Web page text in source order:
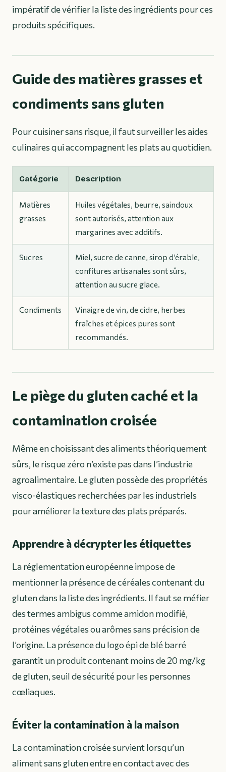
impératif de vérifier la liste des ingrédients pour ces
produits spécifiques.
Guide des matières grasses et
condiments sans gluten
Pour cuisiner sans risque, il faut surveiller les aides
culinaires qui accompagnent les plats au quotidien.
Catégorie Description
Matières
grasses
Huiles végétales, beurre, saindoux
sont autorisés, attention aux
margarines avec additifs.
Sucres
Miel, sucre de canne, sirop d’érable,
confitures artisanales sont sûrs,
attention au sucre glace.
Condiments
Vinaigre de vin, de cidre, herbes
fraîches et épices pures sont
recommandés.
Le piège du gluten caché et la
contamination croisée
Même en choisissant des aliments théoriquement
sûrs, le risque zéro n’existe pas dans l’industrie
agroalimentaire. Le gluten possède des propriétés
visco-élastiques recherchées par les industriels
pour améliorer la texture des plats préparés.
Apprendre à décrypter les étiquettes
La réglementation européenne impose de
mentionner la présence de céréales contenant du
gluten dans la liste des ingrédients. Il faut se méfier
des termes ambigus comme amidon modifié,
protéines végétales ou arômes sans précision de
l’origine. La présence du logo épi de blé barré
garantit un produit contenant moins de 20 mg/kg
de gluten, seuil de sécurité pour les personnes
cœliaques.
Éviter la contamination à la maison
La contamination croisée survient lorsqu’un
aliment sans gluten entre en contact avec des